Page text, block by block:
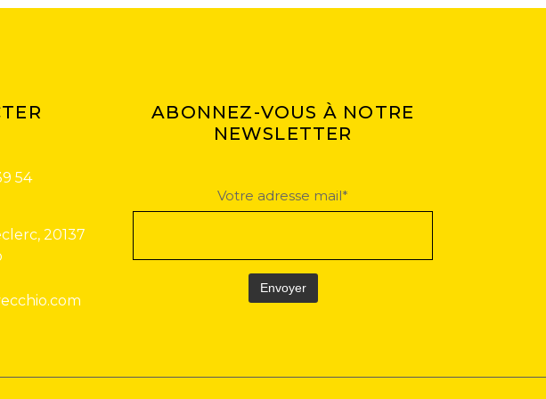
54
20137
ABONNEZ-VOUS À NOTRE
NEWSLETTER
Votre adresse mail*